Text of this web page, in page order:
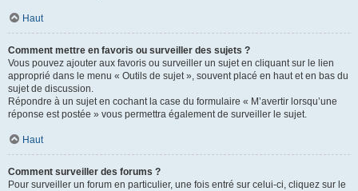
Haut
Comment mettre en favoris ou surveiller des sujets ?
Vous pouvez ajouter aux favoris ou surveiller un sujet en cliquant sur le lien
approprié dans le menu « Outils de sujet », souvent placé en haut et en bas du
sujet de discussion.
Répondre à un sujet en cochant la case du formulaire « M’avertir lorsqu’une
réponse est postée » vous permettra également de surveiller le sujet.
Haut
Comment surveiller des forums ?
Pour surveiller un forum en particulier, une fois entré sur celui-ci, cliquez sur le